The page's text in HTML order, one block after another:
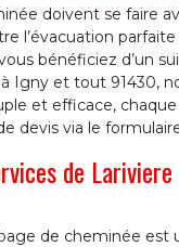
doivent se faire
l’évacuation
bénéficiez d’un
Igny et tout 91430,
et efficace,
devis via le
de
de cheminée